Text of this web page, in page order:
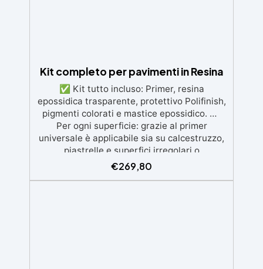
Kit completo per pavimenti in Resina
✅ Kit tutto incluso: Primer, resina
epossidica trasparente, protettivo Polifinish,
pigmenti colorati e mastice epossidico. ✅
Per ogni superficie: grazie al primer
universale è applicabile sia su calcestruzzo,
piastrelle e superfici irregolari o
danneggiate. ✅ Facile da applicare: Video
Guida completa inclusa, 3 semplici passaggi,
€269,80